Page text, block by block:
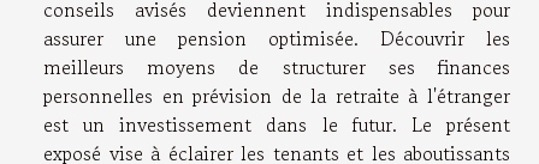
conseils avisés deviennent indispensables pour
assurer une pension optimisée. Découvrir les
meilleurs moyens de structurer ses finances
personnelles en prévision de la retraite à l'étranger
est un investissement dans le futur. Le présent
exposé vise à éclairer les tenants et les aboutissants